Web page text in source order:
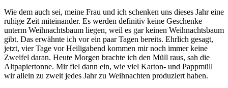
Wie dem auch sei, meine Frau und ich schenken uns dieses Jahr eine
ruhige Zeit miteinander. Es werden definitiv keine Geschenke
unterm Weihnachtsbaum liegen, weil es gar keinen Weihnachtsbaum
gibt. Das erwähnte ich vor ein paar Tagen bereits. Ehrlich gesagt,
jetzt, vier Tage vor Heiligabend kommen mir noch immer keine
Zweifel daran. Heute Morgen brachte ich den Müll raus, sah die
Altpapiertonne. Mir fiel dann ein, wie viel Karton- und Pappmüll
wir allein zu zweit jedes Jahr zu Weihnachten produziert haben.